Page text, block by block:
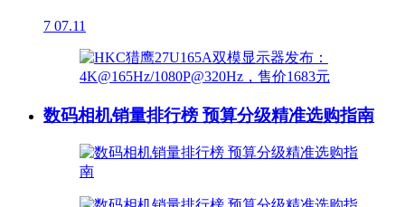
7 07.11
数码相机销量排行榜 预算分级精准选购指南